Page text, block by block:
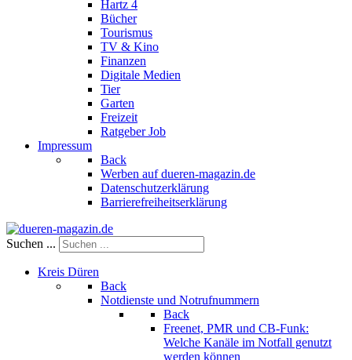
Hartz 4
Bücher
Tourismus
TV & Kino
Finanzen
Digitale Medien
Tier
Garten
Freizeit
Ratgeber Job
Impressum
Back
Werben auf dueren-magazin.de
Datenschutzerklärung
Barrierefreiheitserklärung
Suchen ...
Kreis Düren
Back
Notdienste und Notrufnummern
Back
Freenet, PMR und CB-Funk:
Welche Kanäle im Notfall genutzt
werden können